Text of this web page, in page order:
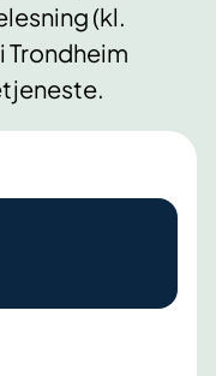
(kl.
Trondheim